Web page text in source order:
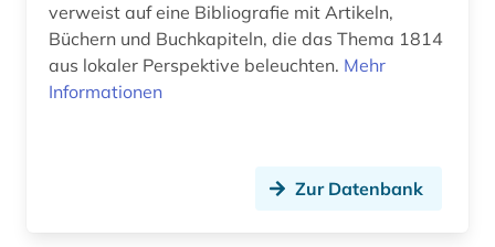
australien (8)
auswanderer (3)
verweist auf eine Bibliografie mit Artikeln,
Büchern und Buchkapiteln, die das Thema 1814
aus lokaler Perspektive beleuchten. Mehr
Informationen
Zur Datenbank